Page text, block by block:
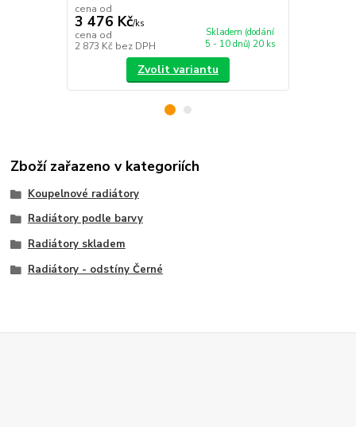
cena od
3 476 Kč/ks
cena od
2 873 Kč bez DPH
Skladem (dodání
5 - 10 dnů) 20 ks
Zvolit variantu
Zboží zařazeno v kategoriích
Koupelnové radiátory
Radiátory podle barvy
Radiátory skladem
Radiátory - odstíny Černé